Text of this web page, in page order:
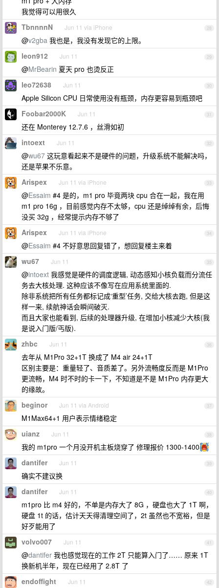
我觉得可以用很久
28
TbnnnnN Jun 11 via iPhone
@v2gba 我也是，我没有发现它的上限。
29
leon912 Jun 11
@MrBearin 夏天 pro 也烫反正
30
leo72638 Jun 11
Apple Silicon CPU 日常使用没有瓶颈，内存更容易到瓶颈吧
31
Foobar2000K Jun 11
还在 Monterey 12.7.6 ，丝滑如初
32
intoext Jun 11
@wu67 这玩意看起来不是硬件的问题，升级系统不能解决吗，
还是苹果不乐意。
33
Arispex Jun 11 via iPhone
@Essaim #4 是的，m1 pro 毕竟两块 cpu 合在一起，我在用
m1 pro 16g ，目前感觉内存不太够，cpu 还是绰绰有余，后悔
没买 32g ，经常提示内存不够了
34
Arispex Jun 11 via iPhone
@Essaim #4 不好意思回复错了，想回复楼主来着
35
wu67 Jun 11
@intoext 我感觉是硬件的调度逻辑, 动态感知小核负载而分流任
务去大核处理. 这种应该不像写在应用系统里面的.
除非系统把所有任务都标记成‘重型’任务, 交给大核去跑, 但是这
样一来, 续航神话会瞬间破灭.
而且大家也能看到, 后续的处理器升级, 在增加小核减少大核(我
是说入门版/丐版).
36
zhbc Jun 11
去年从 M1Pro 32+1T 换成了 M4 air 24+1T
区别主要是：重量轻了、音质差了。另外流畅度反而是 M1Pro
更流畅，M4 时不时的卡一下，不知道是不是 M1Pro 内存更大
的缘故。
37
beginor Jun 11 via Android
M1Max64+1 用户表示情绪稳定
38
uianz Jun 11
我的 m1pro 一个月没开机主板烧穿了 修理报价 1300-1400
39
dantifer Jun 11
确实不建议换
40
dantifer Jun 11
m1pro 比 m4 好的，不单是内存大了 8G ，硬盘也大了 1T 啊，
硬盘 1t 的话，估计天天得清理空间了，2t 虽然也不宽裕，但是
好歹能用了
41
volvo007 Jun 11
@dantifer 我也感觉现在的工作 2T 只能算入门了…… 原来 1T
换新机半年，现在已经用了 2.8T 了
42
endoffight Jun 11